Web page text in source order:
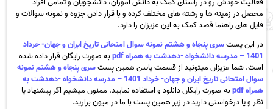
محصل در زمینه ها و رشته های مختلف کرده و با قرار دادن جزوه و نمونه سوالات و
فایل های راهنما قصد کمک به این عزیزان را دارد.
در این پستسری پنجاه و هشتم نمونه سوال امتحانی تاریخ ایران و جهان- خرداد
1401 – مدرسه دانشخواه -دهدشت به همراه pdf
به صورت رایگان قرار داده شده
است. شما عزیزان میتونید از قسمت پایین همین پستسری پنجاه و هشتم نمونه
سوال امتحانی تاریخ ایران و جهان- خرداد 1401 – مدرسه دانشخواه -دهدشت به
همراه pdf
به صورت رایگان دانلود و استفاده نمایید. ممنون میشیم اگر پیشنهاد یا
نظر و یا درخواستی دارید در زیر همین پست با ما در میون بزارید.